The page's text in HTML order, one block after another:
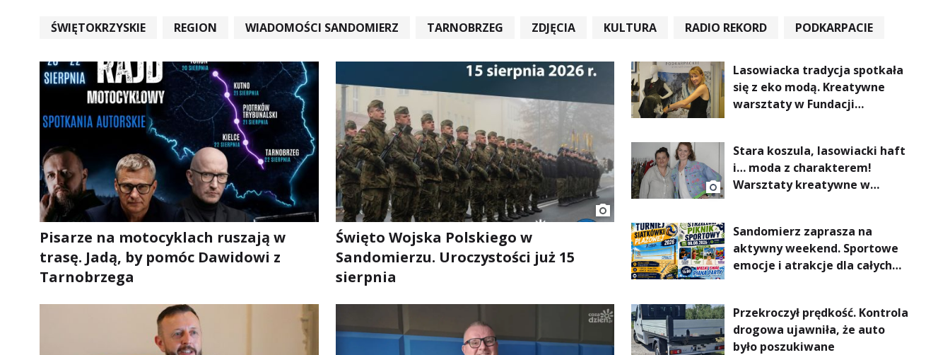
ŚWIĘTOKRZYSKIE REGION WIADOMOŚCI SANDOMIERZ TARNOBRZEG ZDJĘCIA KULTURA RADIO REKORD
PODKARPACIE
Pisarze na motocyklach ruszają w
trasę. Jadą, by pomóc Dawidowi z
Tarnobrzega
Święto Wojska Polskiego w
Sandomierzu. Uroczystości już 15
sierpnia
Lasowiacka tradycja spotkała
się z eko modą. Kreatywne
warsztaty w Fundacji
Stara koszula, lasowiacki haft
i… moda z charakterem!
Warsztaty kreatywne w
Sandomierz zaprasza na
aktywny weekend. Sportowe
emocje i atrakcje dla całych
Przekroczył prędkość. Kontrola
drogowa ujawniła, że auto
było poszukiwane